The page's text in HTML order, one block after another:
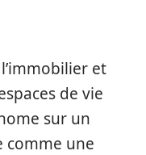
et
de vie
sur un
comme une